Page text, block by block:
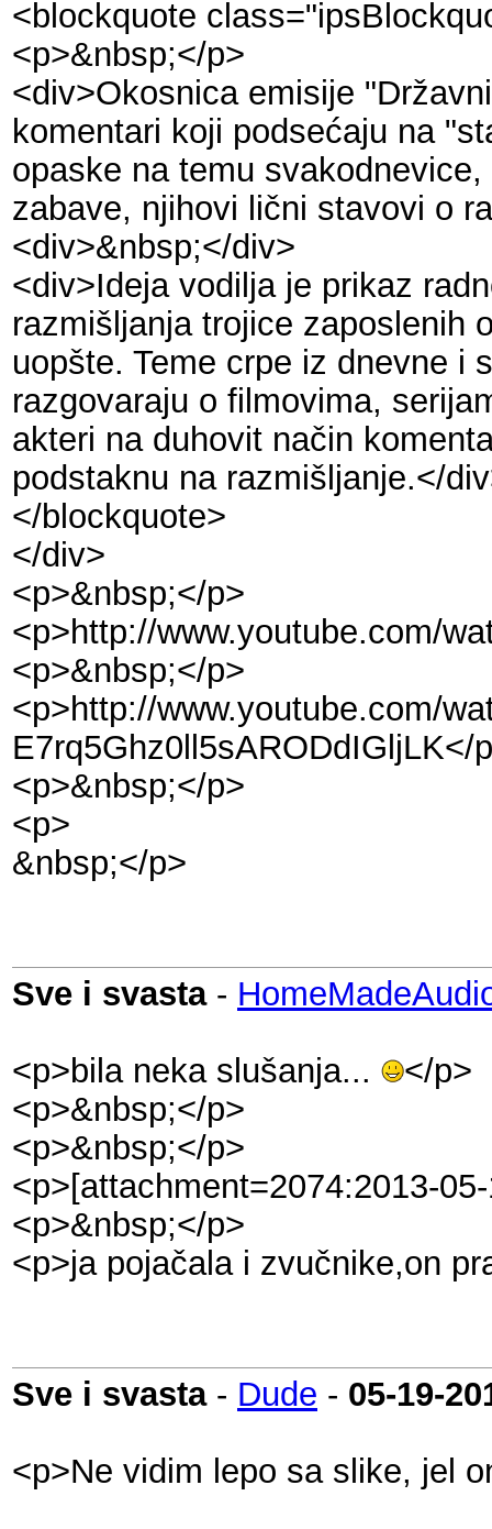
<blockquote
<p>&nbsp;</p>
<div>Okosnica emisije
komentari koji podsećaju na
opaske na temu
zabave, njihovi lični stavovi o
<div>&nbsp;</div>
<div>Ideja vodilja je prikaz
razmišljanja trojice zaposlenih
uopšte. Teme crpe iz dnevne i
razgovaraju o filmovima,
akteri na duhovit način
podstaknu na razmišljanje.</
</blockquote>
</div>
<p>&nbsp;</p>
<p>http://www.youtube.com/
<p>&nbsp;</p>
<p>http://www.youtube.com/
E7rq5Ghz0ll5sARODdIGljLK</
<p>&nbsp;</p>
<p>
&nbsp;</p>
Sve i svasta-
<p>bila neka slušanja...
</p>
<p>&nbsp;</p>
<p>&nbsp;</p>
<p>[attachment=2074:2013-
<p>&nbsp;</p>
<p>ja pojačala i zvučnike,on
Sve i svasta- Dude - 05-19-
<p>Ne vidim lepo sa slike, jel